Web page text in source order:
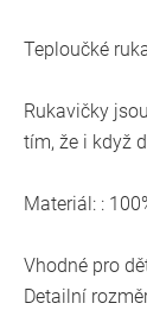
Teploučké
Rukavičky
tím, že i když
Materiál: :
Vhodné pro
Detailní